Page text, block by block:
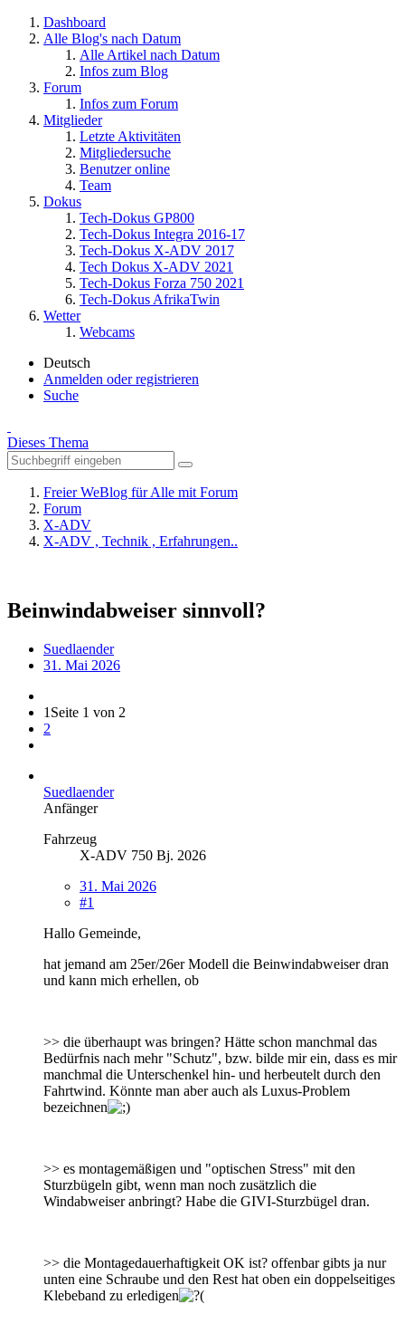
Dashboard
Alle Blog's nach Datum
Alle Artikel nach Datum
Infos zum Blog
Forum
Infos zum Forum
Mitglieder
Letzte Aktivitäten
Mitgliedersuche
Benutzer online
Team
Dokus
Tech-Dokus GP800
Tech-Dokus Integra 2016-17
Tech-Dokus X-ADV 2017
Tech Dokus X-ADV 2021
Tech-Dokus Forza 750 2021
Tech-Dokus AfrikaTwin
Wetter
Webcams
Deutsch
Anmelden oder registrieren
Suche
Dieses Thema
Freier WeBlog für Alle mit Forum
Forum
X-ADV
X-ADV , Technik , Erfahrungen..
Beinwindabweiser sinnvoll?
Suedlaender
31. Mai 2026
1 Seite 1 von 2
2
Suedlaender
Anfänger
Fahrzeug
X-ADV 750 Bj. 2026
31. Mai 2026
#1
Hallo Gemeinde,
hat jemand am 25er/26er Modell die Beinwindabweiser dran
und kann mich erhellen, ob
>> die überhaupt was bringen? Hätte schon manchmal das
Bedürfnis nach mehr "Schutz", bzw. bilde mir ein, dass es mir
manchmal die Unterschenkel hin- und herbeutelt durch den
Fahrtwind. Könnte man aber auch als Luxus-Problem
bezeichnen
>> es montagemäßigen und "optischen Stress" mit den
Sturzbügeln gibt, wenn man noch zusätzlich die
Windabweiser anbringt? Habe die GIVI-Sturzbügel dran.
>> die Montagedauerhaftigkeit OK ist? offenbar gibts ja nur
unten eine Schraube und den Rest hat oben ein doppelseitiges
Klebeband zu erledigen